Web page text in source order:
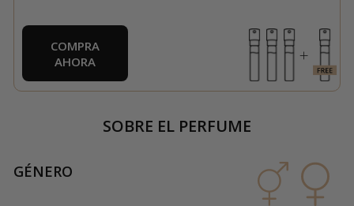
COMPRA
AHORA
SOBRE EL PERFUME
GÉNERO